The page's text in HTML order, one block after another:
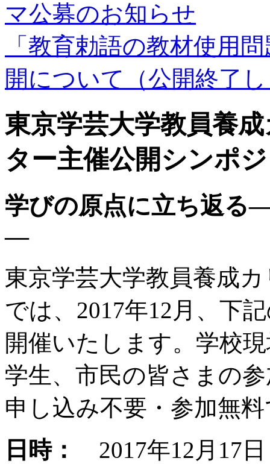
マ公募のお知らせ
「教育勅語の教材使用
開について（公開終了
東京学芸大学教員養
ター主催公開シンポ
学びの原点に立ち返る
―
東京学芸大学教員養成
では、2017年12月、下
開催いたします。学校
学生、市民の皆さまの
申し込み不要・参加無
日時：
2017年12月17